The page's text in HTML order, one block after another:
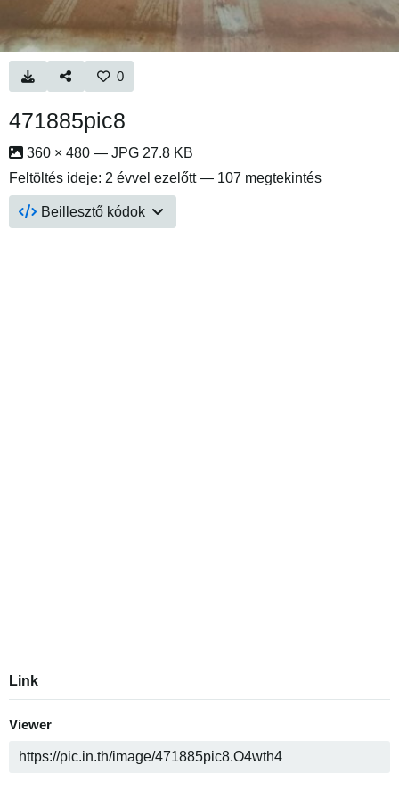
0
471885pic8
360 × 480 — JPG 27.8 KB
Feltöltés ideje: 2 évvel ezelőtt— 107 megtekintés
Beillesztő kódok
Link
Viewer